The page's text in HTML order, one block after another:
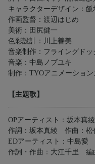
キャラクターデザイン：飯
作画監督：渡辺はじめ
美術：田尻健一
色彩設計：川上善美
音楽制作：フライングドッ
音楽：中島ノブユキ
制作：TYOアニメーション
【主題歌】
OPアーティスト：坂本真
作詞：坂本真綾 作曲：
EDアーティスト：中島愛
作詞・作曲：大江千里 編